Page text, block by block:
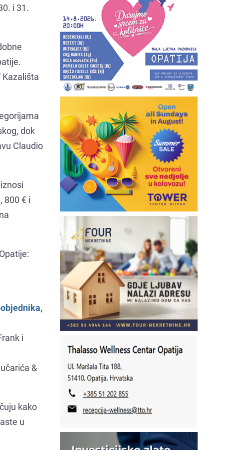
i 31.
Kazališta
dok
Claudio
800 € i
i
&
kako
u